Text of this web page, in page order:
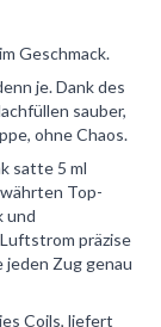
Geschmack.
je. Dank des
sauber,
ohne Chaos.
satte 5 ml
Top-
und
präzise
Zug genau
Coils, liefert